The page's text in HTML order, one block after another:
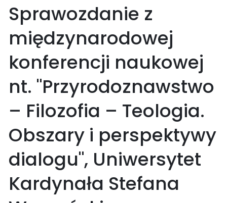
Sprawozdanie z
międzynarodowej
konferencji naukowej
nt. "Przyrodoznawstwo
– Filozofia – Teologia.
Obszary i perspektywy
dialogu", Uniwersytet
Kardynała Stefana